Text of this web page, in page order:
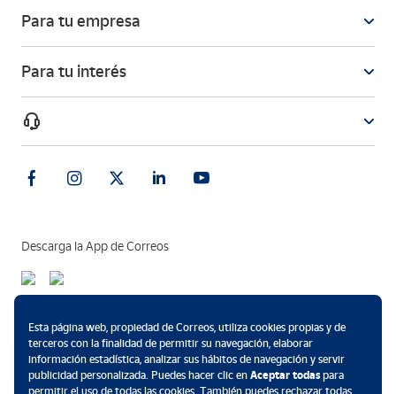
Para tu empresa
Para tu interés
Descarga la App de Correos
Esta página web, propiedad de Correos, utiliza cookies propias y de
terceros con la finalidad de permitir su navegación, elaborar
información estadística, analizar sus hábitos de navegación y servir
publicidad personalizada. Puedes hacer clic en Aceptar todaspara
permitir el uso de todas las cookies. También puedes rechazar todas